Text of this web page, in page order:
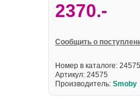
2370.-
Cообщить о
Номер в каталоге: 24575
Артикул: 24575
Производитель: Smoby